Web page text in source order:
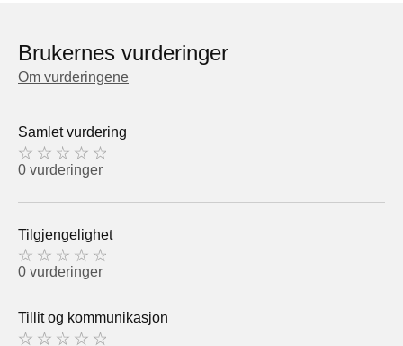
Brukernes vurderinger
Om vurderingene
Samlet vurdering
0 vurderinger
Tilgjengelighet
0 vurderinger
Tillit og kommunikasjon